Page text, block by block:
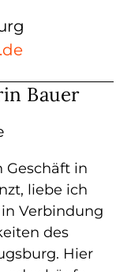
Bauer
Geschäft in
liebe ich
Verbindung
des
Hier